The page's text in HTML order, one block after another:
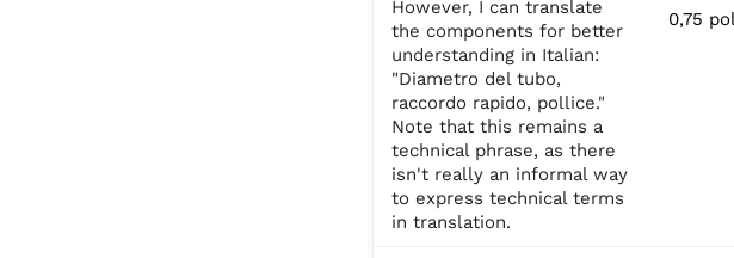
However, I can translate
the components for better
understanding in Italian:
"Diametro del tubo,
raccordo rapido, pollice."
Note that this remains a
technical phrase, as there
isn't really an informal way
to express technical terms
in translation.
0,75